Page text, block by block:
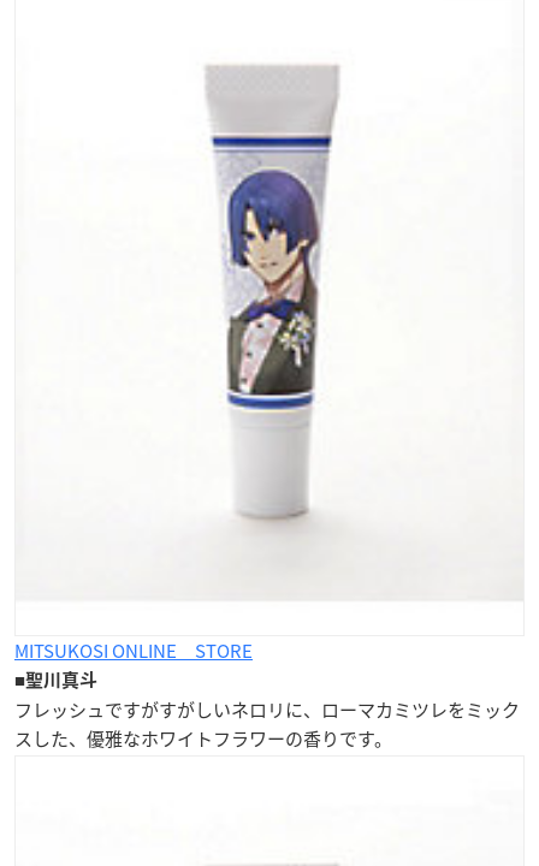
MITSUKOSI ONLINE STORE
■聖川真斗
フレッシュですがすがしいネロリに、ローマカミツレをミック
スした、優雅なホワイトフラワーの香りです。